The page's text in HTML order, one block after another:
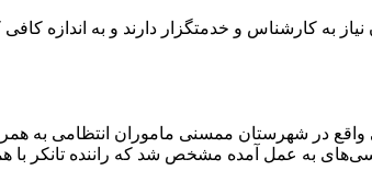
واقع در شهرستان ممسنی ماموران انتظامی به
کردند. در بررسی‌های به عمل آمده مشخص شد که راننده